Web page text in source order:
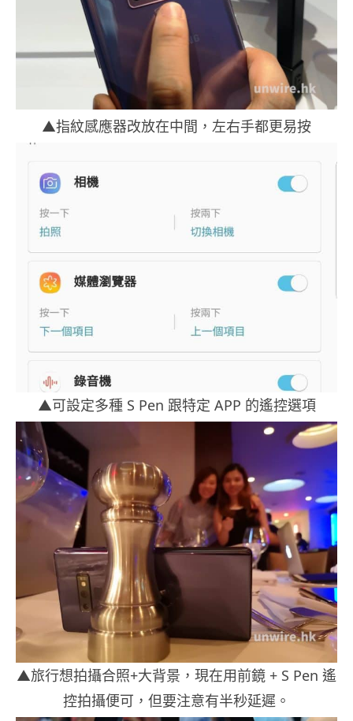
▲指紋感應器改放在中間，左右手都更易按
▲可設定多種 S Pen 跟特定 APP 的遙控選項
▲旅行想拍攝合照+大背景，現在用前鏡 + S Pen 遙
控拍攝便可，但要注意有半秒延遲。